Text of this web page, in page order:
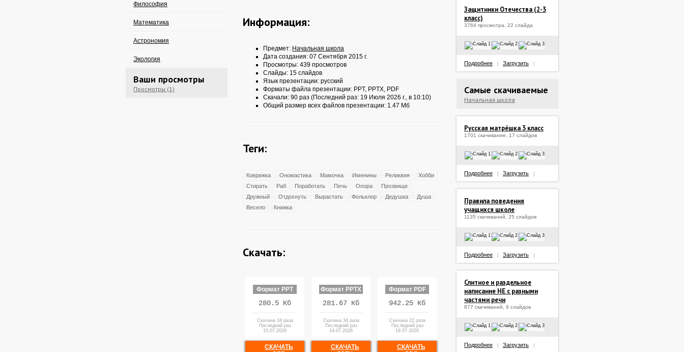
Философия
Математика
Астрономия
Экология
Ваши просмотры
Просмотры (1)
Информация:
Предмет: Начальная школа
Дата создания: 07 Сентября 2015 г.
Просмотры: 439 просмотров
Слайды: 15 слайдов
Язык презентации: русский
Форматы файла презентации: PPT, PPTX, PDF
Скачали: 90 раз (Последний раз: 19 Июля 2026 г., в 10:10)
Общий размер всех файлов презентации: 1.47 Мб
Теги:
Коврижка Ономастика Мамочка Именины Реликвия
Хобби
Стирать
Раб Поработать Печь Опора
Прозвище
Дружный
Отдохнуть Вырастать Фольклор Дедушка
Душа
Весело
Книжка
Скачать:
Формат PPT
280.5 Кб
Скачана 34 раза
Последний раз
15.07.2026
СКАЧАТЬ
Формат PPTX
281.67 Кб
Скачана 34 раза
Последний раз
14.07.2026
СКАЧАТЬ
Формат PDF
942.25 Кб
Скачана 22 раза
Последний раз
19.07.2026
СКАЧАТЬ
Защитники Отечества (2-3
класс)
3764 просмотра, 22 слайда
Подробнее Загрузить
Самые скачиваемые
Начальная школа
Русская матрёшка 3 класс
1701 скачивание, 17 слайдов
Подробнее Загрузить
Правила поведения
учащихся школе
1135 скачиваний, 25 слайдов
Подробнее Загрузить
Слитное и раздельное
написание НЕ с разными
частями речи
877 скачиваний, 8 слайдов
Подробнее Загрузить